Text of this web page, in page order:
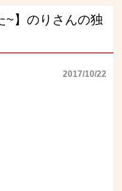
~】のりさんの独
2017/10/22